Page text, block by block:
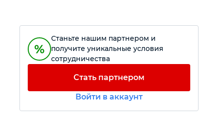
Силовое оборудование
Крепежный инструмент
Станьте нашим партнером и
получите уникальные условия
сотрудничества
Стать партнером
Войти в аккаунт